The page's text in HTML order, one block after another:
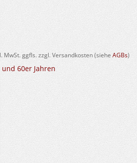
MwSt. ggfls. zzgl. Versandkosten (sieheAGBs)
60er Jahren